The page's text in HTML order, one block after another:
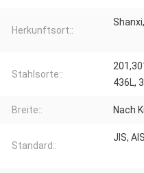
Herkunftsort::
Stahlsorte::
436L,
Breite:: Nach
Standard::
JIS,